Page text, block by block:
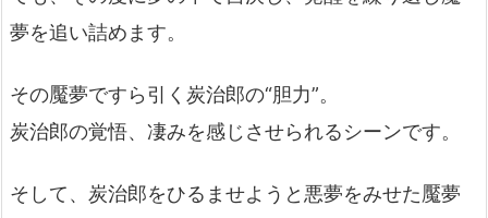
夢を追い詰めます。
その魘夢ですら引く炭治郎の“胆力”。
炭治郎の覚悟、凄みを感じさせられるシーンです。
そして、炭治郎をひるませようと悪夢をみせた魘夢